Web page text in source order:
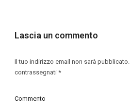
Lascia un commento
Il tuo indirizzo email non sarà pubblicato.
contrassegnati *
Commento